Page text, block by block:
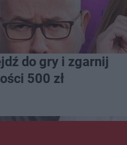
do gry i zgarnij
500 zł